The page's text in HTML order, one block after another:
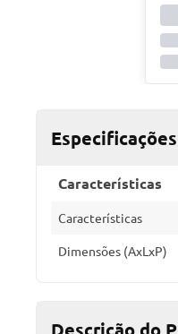
Características
Características
Dimensões (AxLxP)